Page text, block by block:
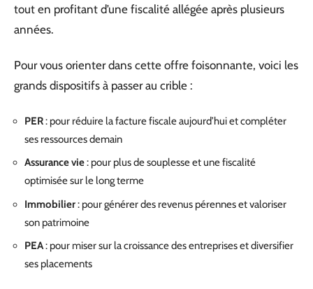
tout en profitant d’une fiscalité allégée après plusieurs
années.
Pour vous orienter dans cette offre foisonnante, voici les
grands dispositifs à passer au crible :
PER: pour réduire la facture fiscale aujourd’hui et compléter
ses ressources demain
Assurance vie: pour plus de souplesse et une fiscalité
optimisée sur le long terme
Immobilier: pour générer des revenus pérennes et valoriser
son patrimoine
PEA: pour miser sur la croissance des entreprises et diversifier
ses placements